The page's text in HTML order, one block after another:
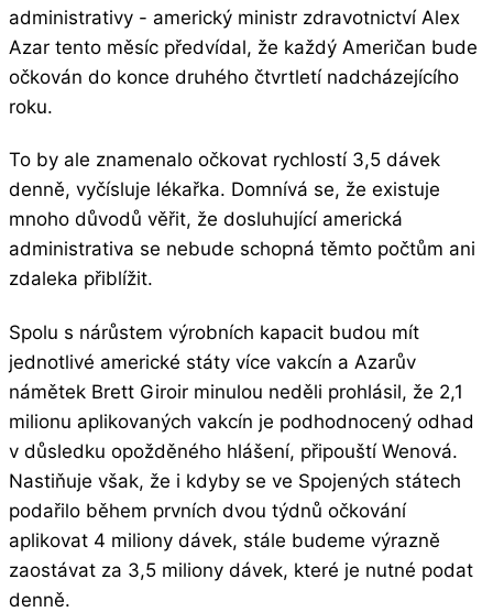
administrativy - americký ministr zdravotnictví Alex
Azar tento měsíc předvídal, že každý Američan bude
očkován do konce druhého čtvrtletí nadcházejícího
roku.
To by ale znamenalo očkovat rychlostí 3,5 dávek
denně, vyčísluje lékařka. Domnívá se, že existuje
mnoho důvodů věřit, že dosluhující americká
administrativa se nebude schopná těmto počtům ani
zdaleka přiblížit.
Spolu s nárůstem výrobních kapacit budou mít
jednotlivé americké státy více vakcín a Azarův
námětek Brett Giroir minulou neděli prohlásil, že 2,1
milionu aplikovaných vakcín je podhodnocený odhad
v důsledku opožděného hlášení, připouští Wenová.
Nastiňuje však, že i kdyby se ve Spojených státech
podařilo během prvních dvou týdnů očkování
aplikovat 4 miliony dávek, stále budeme výrazně
zaostávat za 3,5 miliony dávek, které je nutné podat
denně.